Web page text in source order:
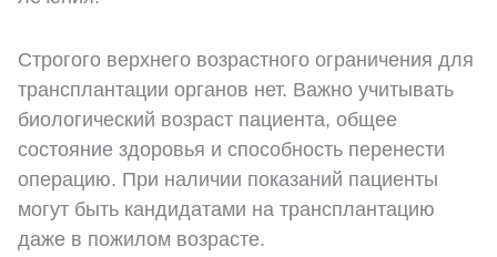
Строгого верхнего возрастного ограничения для
трансплантации органов нет. Важно учитывать
биологический возраст пациента, общее
состояние здоровья и способность перенести
операцию. При наличии показаний пациенты
могут быть кандидатами на трансплантацию
даже в пожилом возрасте.